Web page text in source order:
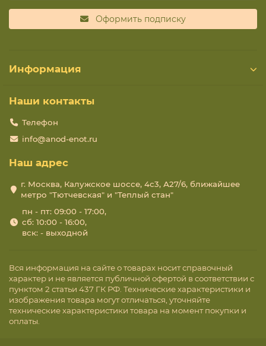
Оформить подписку
Информация
Наши контакты
Телефон
info@anod-enot.ru
Наш адрес
г. Москва, Калужское шоссе, 4с3, А27/6, ближайшее
метро "Тютчевская" и "Теплый стан"
пн - пт: 09:00 - 17:00,
сб: 10:00 - 16:00,
вск: - выходной
Вся информация на сайте о товарах носит справочный
характер и не является публичной офертой в соответствии с
пунктом 2 статьи 437 ГК РФ. Технические характеристики и
изображения товара могут отличаться, уточняйте
технические характеристики товара на момент покупки и
оплаты.